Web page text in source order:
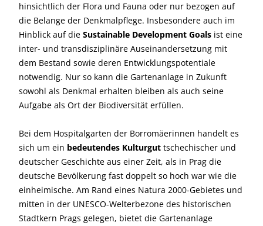
hinsichtlich der Flora und Fauna oder nur bezogen auf
die Belange der Denkmalpflege. Insbesondere auch im
Hinblick auf die Sustainable Development Goals ist eine
inter- und transdisziplinäre Auseinandersetzung mit
dem Bestand sowie deren Entwicklungspotentiale
notwendig. Nur so kann die Gartenanlage in Zukunft
sowohl als Denkmal erhalten bleiben als auch seine
Aufgabe als Ort der Biodiversität erfüllen.
Bei dem Hospitalgarten der Borromäerinnen handelt es
sich um ein bedeutendes Kulturgut tschechischer und
deutscher Geschichte aus einer Zeit, als in Prag die
deutsche Bevölkerung fast doppelt so hoch war wie die
einheimische. Am Rand eines Natura 2000-Gebietes und
mitten in der UNESCO-Welterbezone des historischen
Stadtkern Prags gelegen, bietet die Gartenanlage